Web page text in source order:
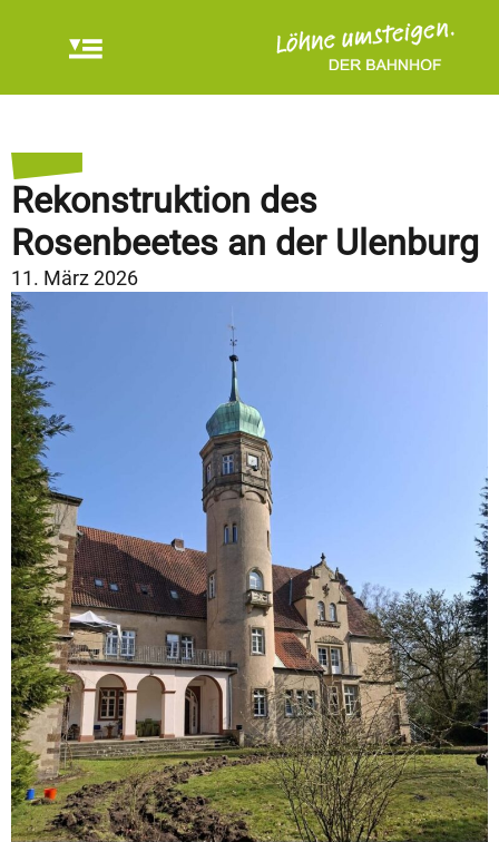
Rekonstruktion des
Rosenbeetes an der Ulenburg
11. März 2026